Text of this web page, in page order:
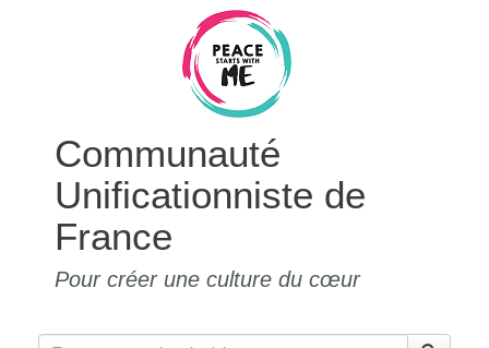
Communauté
Unificationniste de
France
Pour créer une culture du cœur